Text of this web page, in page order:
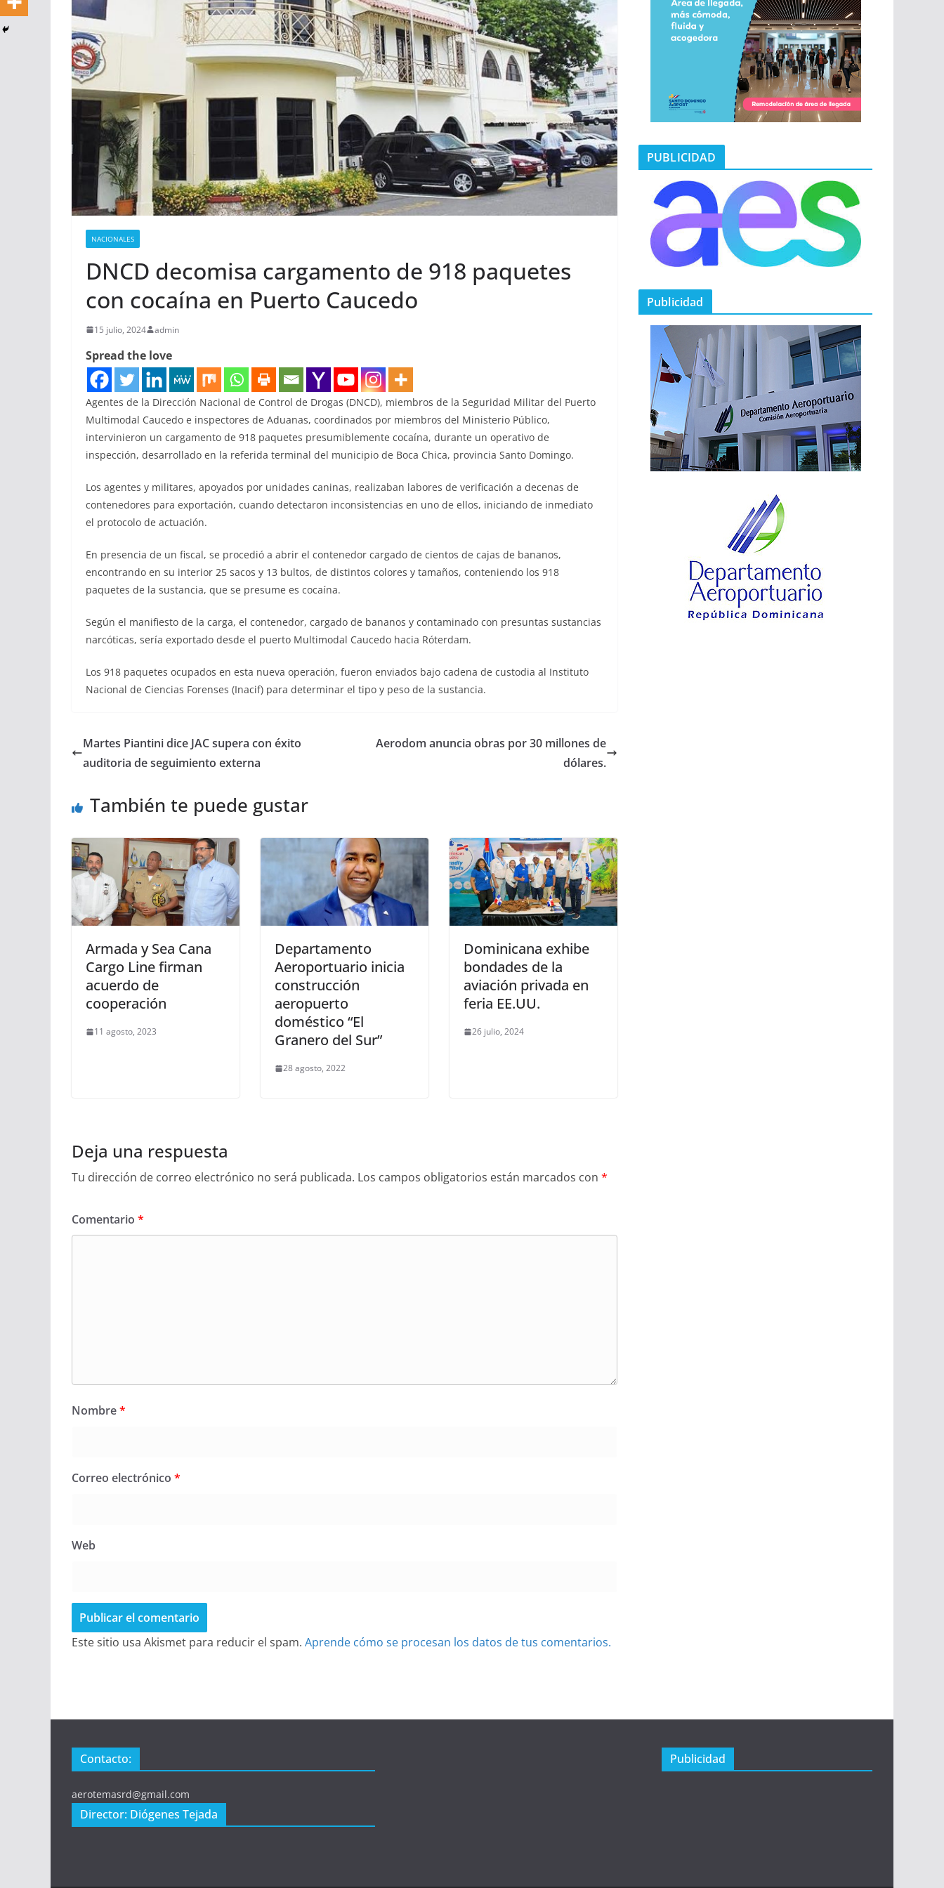
NACIONALES
DNCD decomisa cargamento de 918 paquetes
con cocaína en Puerto Caucedo
15 julio, 2024 admin
Spread the love
Agentes de la Dirección Nacional de Control de Drogas (DNCD), miembros de la Seguridad Militar del Puerto
Multimodal Caucedo e inspectores de Aduanas, coordinados por miembros del Ministerio Público,
intervinieron un cargamento de 918 paquetes presumiblemente cocaína, durante un operativo de
inspección, desarrollado en la referida terminal del municipio de Boca Chica, provincia Santo Domingo.
Los agentes y militares, apoyados por unidades caninas, realizaban labores de verificación a decenas de
contenedores para exportación, cuando detectaron inconsistencias en uno de ellos, iniciando de inmediato
el protocolo de actuación.
En presencia de un fiscal, se procedió a abrir el contenedor cargado de cientos de cajas de bananos,
encontrando en su interior 25 sacos y 13 bultos, de distintos colores y tamaños, conteniendo los 918
paquetes de la sustancia, que se presume es cocaína.
Según el manifiesto de la carga, el contenedor, cargado de bananos y contaminado con presuntas sustancias
narcóticas, sería exportado desde el puerto Multimodal Caucedo hacia Róterdam.
Los 918 paquetes ocupados en esta nueva operación, fueron enviados bajo cadena de custodia al Instituto
Nacional de Ciencias Forenses (Inacif) para determinar el tipo y peso de la sustancia.
Martes Piantini dice JAC supera con éxito
auditoria de seguimiento externa
Aerodom anuncia obras por 30 millones de
dólares.
También te puede gustar
Armada y Sea Cana
Cargo Line firman
acuerdo de
cooperación
11 agosto, 2023
Departamento
Aeroportuario inicia
construcción
aeropuerto
doméstico “El
Granero del Sur”
28 agosto, 2022
Dominicana exhibe
bondades de la
aviación privada en
feria EE.UU.
26 julio, 2024
Deja una respuesta
Tu dirección de correo electrónico no será publicada. Los campos obligatorios están marcados con *
Comentario *
Nombre*
Correo electrónico *
Web
Este sitio usa Akismet para reducir el spam. Aprende cómo se procesan los datos de tus comentarios.
PUBLICIDAD
Publicidad
Contacto:
aerotemasrd@gmail.com
Director: Diógenes Tejada
Publicidad